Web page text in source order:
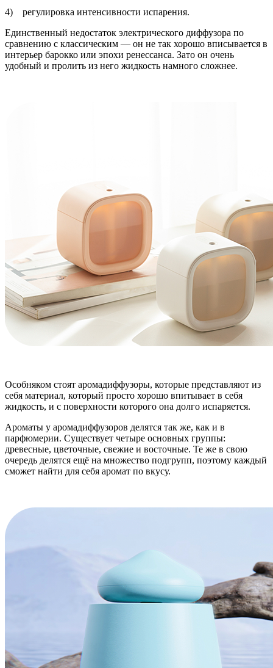
4) регулировка интенсивности испарения.
Единственный недостаток электрического диффузора по
сравнению с классическим — он не так хорошо вписывается в
интерьер барокко или эпохи ренессанса. Зато он очень
удобный и пролить из него жидкость намного сложнее.
Особняком стоят аромадиффузоры, которые представляют из
себя материал, который просто хорошо впитывает в себя
жидкость, и с поверхности которого она долго испаряется.
Ароматы у аромадиффузоров делятся так же, как и в
парфюмерии. Существует четыре основных группы:
древесные, цветочные, свежие и восточные. Те же в свою
очередь делятся ещё на множество подгрупп, поэтому каждый
сможет найти для себя аромат по вкусу.